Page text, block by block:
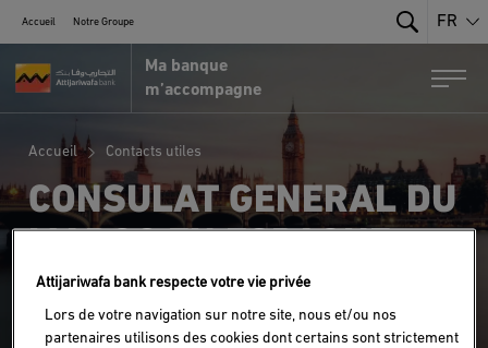
Accueil Notre Groupe
Search
FR
Portail MRE par Attijariwafa Bank
Ma banque
m’accompagne
Accueil Contacts utiles
CONSULAT GENERAL DU
MAROC EN ESPAGNE :
ALMERIA
Attijariwafa bank respecte votre vie privée
Lors de votre navigation sur notre site, nous et/ou nos
partenaires utilisons des cookies dont certains sont strictement